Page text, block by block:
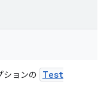
ションの
Test